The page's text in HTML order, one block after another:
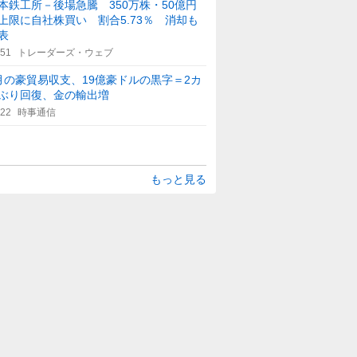
鉄工所－後場急騰 350万株・50億円
限に自社株買い 割合5.73％ 消却も
トレーダーズ・ウェブ
の豪貿易収支、19億豪ドルの黒字＝2カ
り回復、金の輸出増
時事通信
もっと見る